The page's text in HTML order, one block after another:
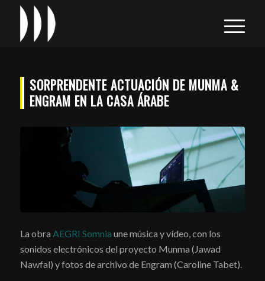
SORPRENDENTE ACTUACIÓN DE MUNMA &
ENGRAM EN LA CASA ÁRABE
La obra AEGRI Somnia une música y vídeo, con los
sonidos electrónicos del proyecto Munma (Jawad
Nawfal) y fotos de archivo de Engram (Caroline Tabet).